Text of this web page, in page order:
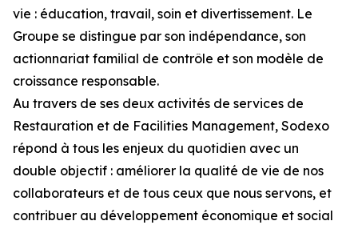
vie : éducation, travail, soin et divertissement. Le
Groupe se distingue par son indépendance, son
actionnariat familial de contrôle et son modèle de
croissance responsable.
Au travers de ses deux activités de services de
Restauration et de Facilities Management, Sodexo
répond à tous les enjeux du quotidien avec un
double objectif : améliorer la qualité de vie de nos
collaborateurs et de tous ceux que nous servons, et
contribuer au développement économique et social